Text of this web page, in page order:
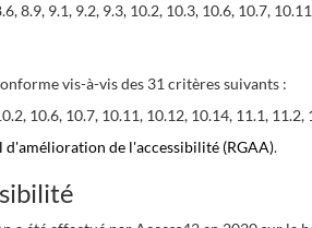
8.9, 9.1, 9.2, 9.3, 10.2, 10.3, 10.6, 10.7,
vis-à-vis des 31 critères suivants :
10.6, 10.7, 10.11, 10.12, 10.14, 11.1,
d'amélioration de l'accessibilité (RGAA).